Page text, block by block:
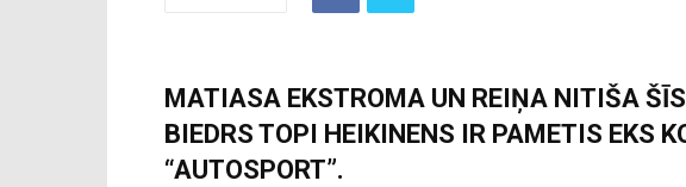
MATIASA EKSTROMA UN REIŅA NITIŠA
BIEDRS TOPI HEIKINENS IR PAMETIS EKS
“AUTOSPORT”.